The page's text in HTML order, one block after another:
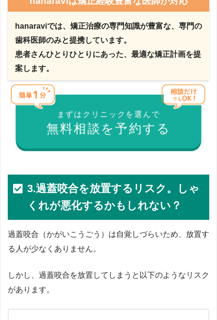
hanaraviでは、矯正治療の専門知識が豊富な、専門の
歯科医師のみと提携しています。
患者さんひとりひとりにあった、最適な矯正計画を提
案します。
まずはクリニックを選んで
無料相談を予約する
3.過蓋咬合を放置するリスク。しゃ
くれが悪化するかもしれない？
過蓋咬合（かがいこうごう）は自覚しづらいため、放置す
る人が少なくありません。
しかし、過蓋咬合を放置してしまうと以下のようなリスク
があります。